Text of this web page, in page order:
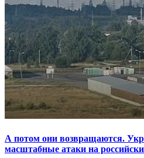
А потом они возвращаются.
масштабные атаки на